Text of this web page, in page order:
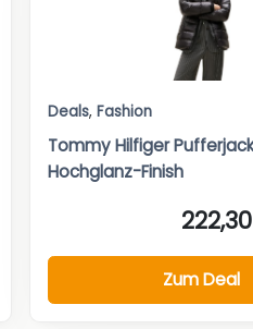
Deals,Fashion
Tommy Hilfiger
Hochglanz-Finish
Zum Deal